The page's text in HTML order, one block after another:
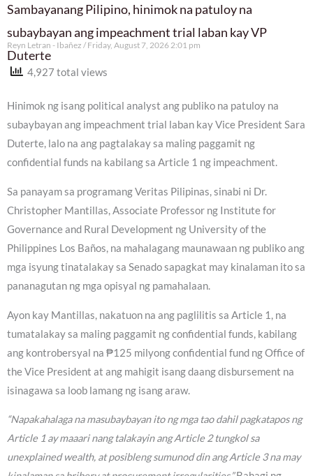
Sambayanang Pilipino, hinimok na patuloy na
subaybayan ang impeachment trial laban kay VP
Duterte
Reyn Letran - Ibañez Friday, August 7, 2026 2:01 pm
4,927 total views
Hinimok ng isang political analyst ang publiko na patuloy na
subaybayan ang impeachment trial laban kay Vice President Sara
Duterte, lalo na ang pagtalakay sa maling paggamit ng
confidential funds na kabilang sa Article 1 ng impeachment.
Sa panayam sa programang Veritas Pilipinas, sinabi ni Dr.
Christopher Mantillas, Associate Professor ng Institute for
Governance and Rural Development ng University of the
Philippines Los Baños, na mahalagang maunawaan ng publiko ang
mga isyung tinatalakay sa Senado sapagkat may kinalaman ito sa
pananagutan ng mga opisyal ng pamahalaan.
Ayon kay Mantillas, nakatuon na ang paglilitis sa Article 1, na
tumatalakay sa maling paggamit ng confidential funds, kabilang
ang kontrobersyal na ₱125 milyong confidential fund ng Office of
the Vice President at ang mahigit isang daang disbursement na
isinagawa sa loob lamang ng isang araw.
“Napakahalaga na masubaybayan ito ng mga tao dahil pagkatapos ng
Article 1 ay maaari nang talakayin ang Article 2 tungkol sa
unexplained wealth, at posibleng sumunod din ang Article 3 na may